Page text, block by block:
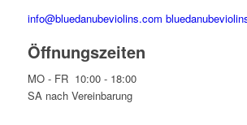
info@bluedanubeviolins.com
Öffnungszeiten
MO - FR 10:00 - 18:00
SA nach Vereinbarung